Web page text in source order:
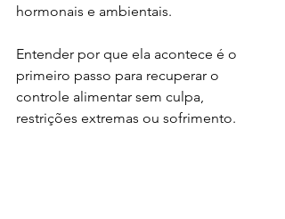
hormonais e ambientais.
Entender por que ela acontece é o
primeiro passo para recuperar o
controle alimentar sem culpa,
restrições extremas ou sofrimento.